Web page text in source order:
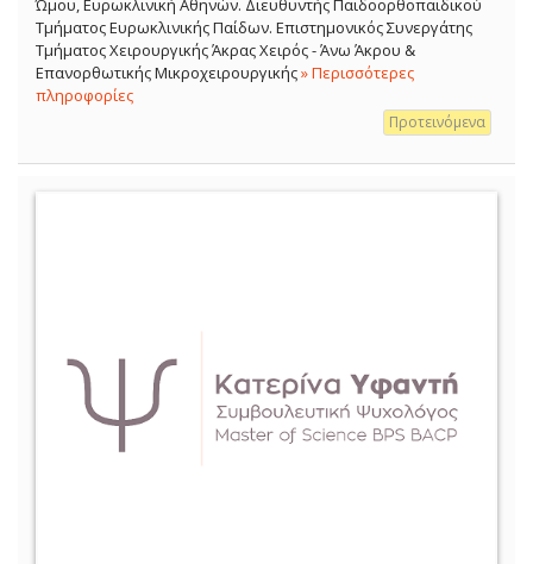
Ώμου, Ευρωκλινική Αθηνών. Διευθυντής Παιδοορθοπαιδικού
Τμήματος Ευρωκλινικής Παίδων. Επιστημονικός Συνεργάτης
Τμήματος Χειρουργικής Άκρας Χειρός - Άνω Άκρου &
Επανορθωτικής Μικροχειρουργικής» Περισσότερες
πληροφορίες
Προτεινόμενα